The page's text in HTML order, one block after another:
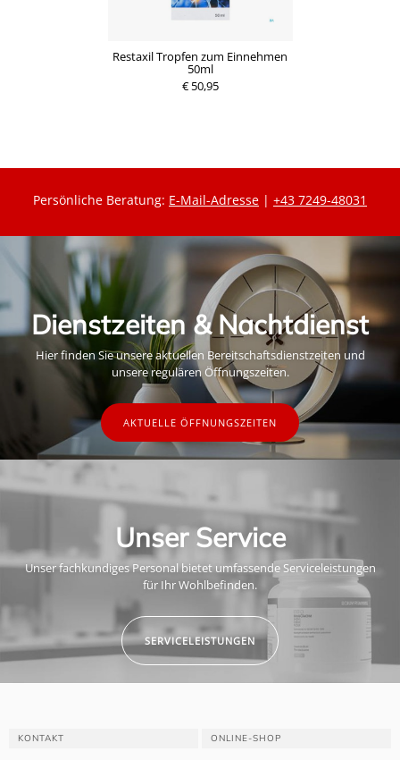
Restaxil Tropfen zum Einnehmen
50ml
€ 50,95
Persönliche Beratung: E-Mail-Adresse | +43 7249-48031
Dienstzeiten & Nachtdienst
Hier finden Sie unsere aktuellen Bereitschaftsdienstzeiten und
unsere regulären Öffnungszeiten.
AKTUELLE ÖFFNUNGSZEITEN
Unser Service
Unser fachkundiges Personal bietet umfassende Serviceleistungen
für Ihr Wohlbefinden.
SERVICELEISTUNGEN
KONTAKT ONLINE-SHOP